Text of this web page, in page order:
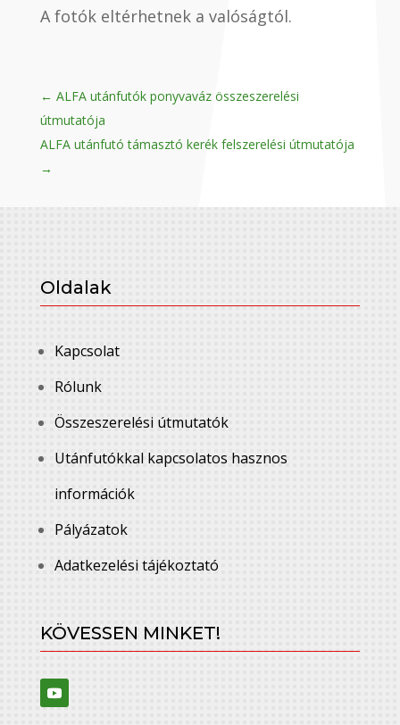
A fotók eltérhetnek a valóságtól.
← ALFA utánfutók ponyvaváz összeszerelési
útmutatója
ALFA utánfutó támasztó kerék felszerelési útmutatója
→
Oldalak
Kapcsolat
Rólunk
Összeszerelési útmutatók
Utánfutókkal kapcsolatos hasznos
információk
Pályázatok
Adatkezelési tájékoztató
KÖVESSEN MINKET!